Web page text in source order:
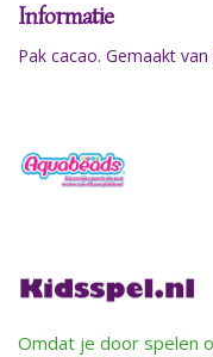
Informatie
Pak cacao. Gemaakt
Omdat je door spelen